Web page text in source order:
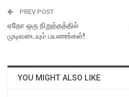
PREV POST
ஏதோ ஒரு நிறுத்தத்தில்
முடிவடையும் பயணங்கள்!
YOU MIGHT ALSO LIKE